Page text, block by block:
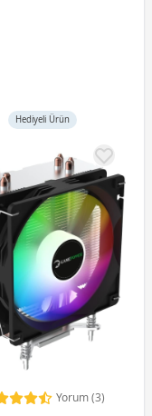
Hediyeli Ürün
Yorum (3)